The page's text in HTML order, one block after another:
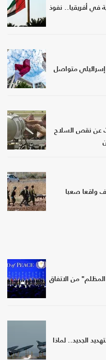
في أفريقيا.. نفوذ
متواصل
عن نقص السلاح
واقعا صعبا
من الاتفاق
الجديد.. لماذا